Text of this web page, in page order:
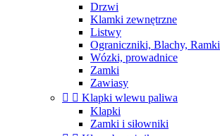
Drzwi
Klamki zewnętrzne
Listwy
Ograniczniki, Blachy, Ramki
Wózki, prowadnice
Zamki
Zawiasy
  Klapki wlewu paliwa
Klapki
Zamki i siłowniki